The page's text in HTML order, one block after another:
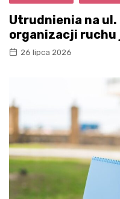
Utrudnienia na ul.
organizacji ruchu
26 lipca 2026